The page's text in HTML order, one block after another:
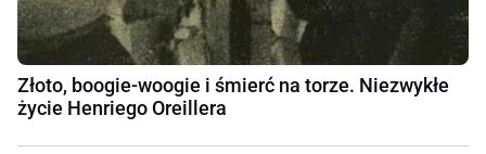
Złoto, boogie-woogie i śmierć na torze. Niezwykłe
życie Henriego Oreillera